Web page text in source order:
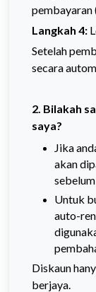
pembayaran
Langkah 4:
Setelah
secara
2. Bilakah
saya?
Jika
akan
Untuk
auto-
Diskaun
berjaya.